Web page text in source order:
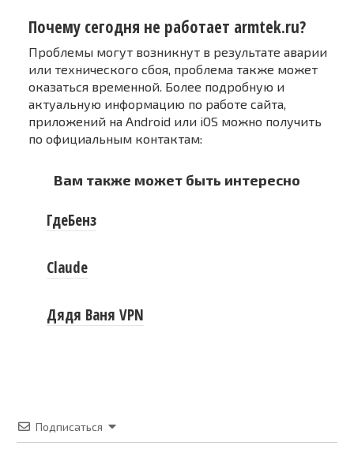
Почему сегодня не работает armtek.ru?
Проблемы могут возникнут в результате аварии
или технического сбоя, проблема также может
оказаться временной. Более подробную и
актуальную информацию по работе сайта,
приложений на Android или iOS можно получить
по официальным контактам:
Вам также может быть интересно
ГдеБенз
Claude
Дядя Ваня VPN
Подписаться